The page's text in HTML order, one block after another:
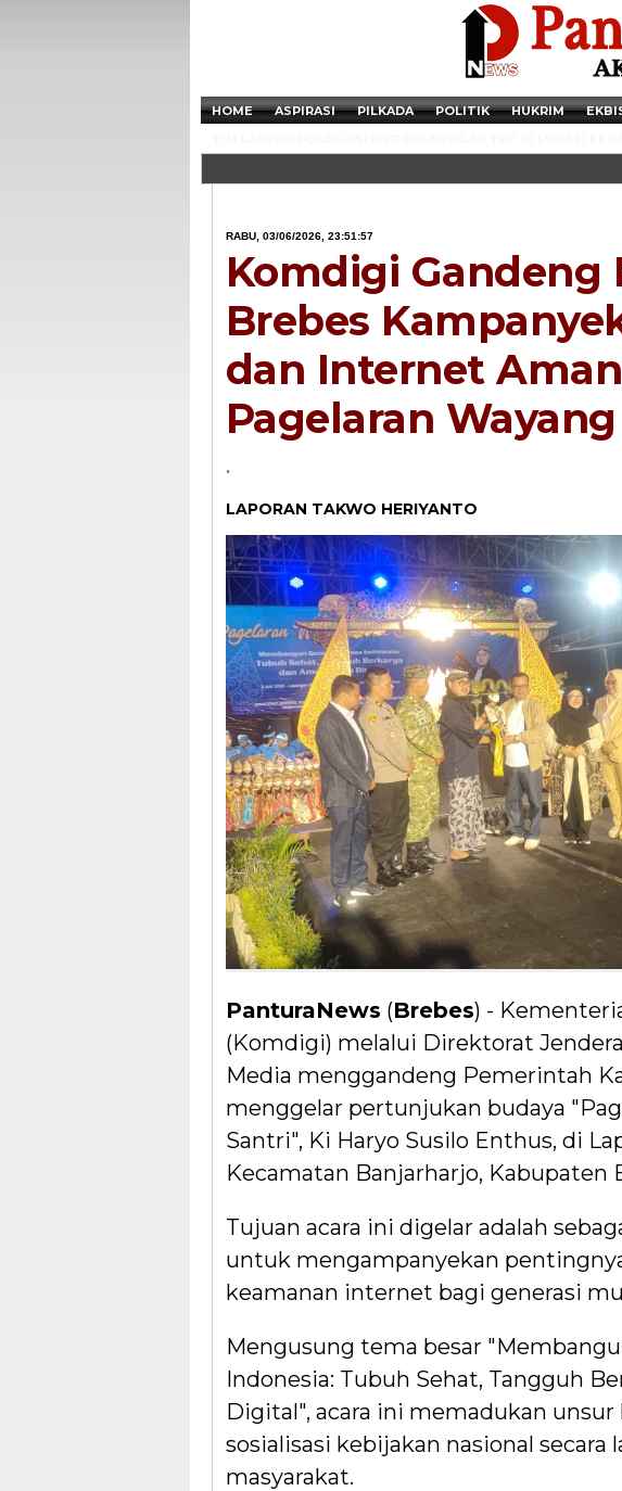
HOME ASPIRASI PILKADA POLITIK HUKRIM
Razia
RABU, 03/06/2026, 23:51:57
Komdigi Gandeng
Brebes
dan Internet
Pagelaran
.
LAPORAN TAKWO HERIYANTO
PanturaNews (Brebes) -
(Komdigi) melalui Direktorat
Media menggandeng Pemerintah
menggelar pertunjukan budaya
Santri", Ki Haryo Susilo Enthus, di
Kecamatan Banjarharjo, Kabupaten
Tujuan acara ini digelar adalah
untuk mengampanyekan
keamanan internet bagi generasi
Mengusung tema besar
Indonesia: Tubuh Sehat, Tangguh
Digital", acara ini memadukan
sosialisasi kebijakan nasional secara
masyarakat.